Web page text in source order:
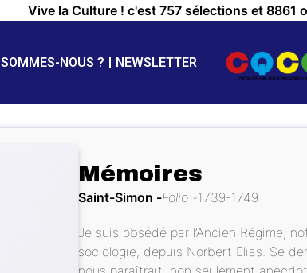
Vive la Culture ! c'est 757 sélections et 8861
NOUS ? NEWSLETTER
Mémoires
Saint-Simon Folio 1739-1749
Je suis obsédé par l’Ancien Régime,
sociologie, depuis Norbert Elias. Se